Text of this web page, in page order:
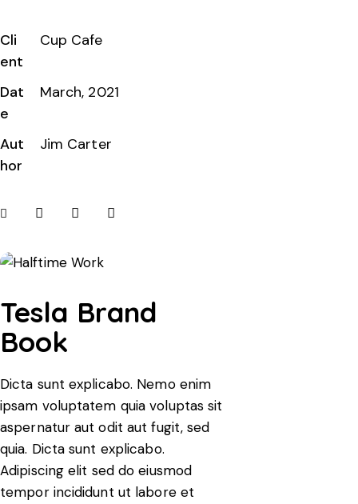
Cli
ent
Cup Cafe
Dat
e
March, 2021
Aut
hor
Jim Carter
Tesla Brand
Book
Dicta sunt explicabo. Nemo enim
ipsam voluptatem quia voluptas sit
aspernatur aut odit aut fugit, sed
quia. Dicta sunt explicabo.
Adipiscing elit sed do eiusmod
tempor incididunt ut labore et